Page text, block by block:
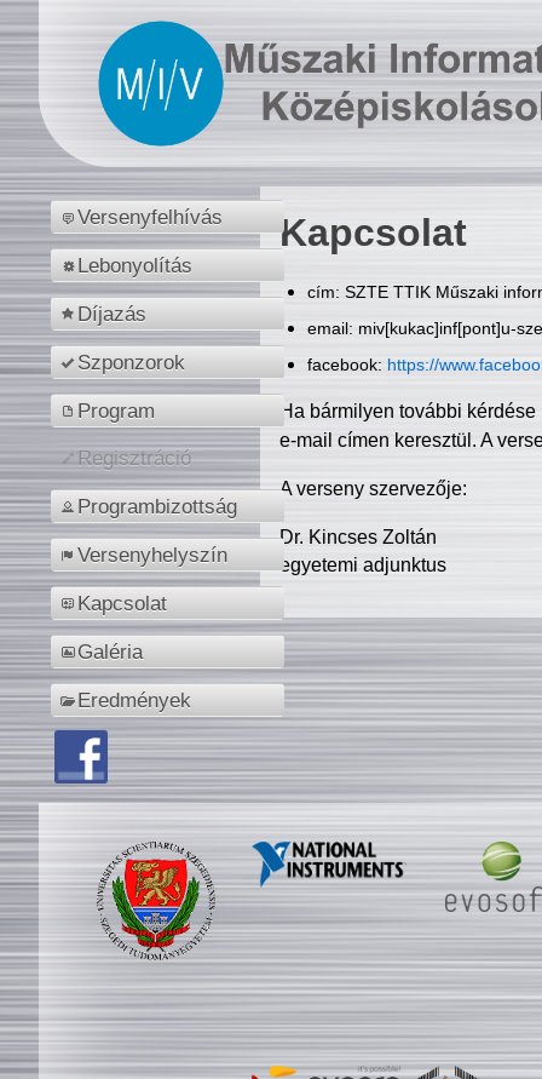
Versenyfelhívás
Lebonyolítás
Díjazás
Szponzorok
Program
Regisztráció
Programbizottság
Versenyhelyszín
Kapcsolat
Galéria
Eredmények
Kapcsolat
cím: SZTE TTIK Műszaki
email: miv[kukac]inf[pont]u-
facebook: https://
Ha bármilyen további
e-mail címen keresztül. A
A verseny szervezője:
Dr. Kincses Zoltán
egyetemi adjunktus